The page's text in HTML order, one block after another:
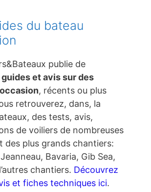
du bateau
publie de
et avis sur des
, récents ou plus
retrouverez, dans, la
des tests, avis,
de voiliers de nombreuses
des plus grands chantiers:
Bavaria, Gib Sea,
chantiers. Découvrez
et fiches techniques ici.